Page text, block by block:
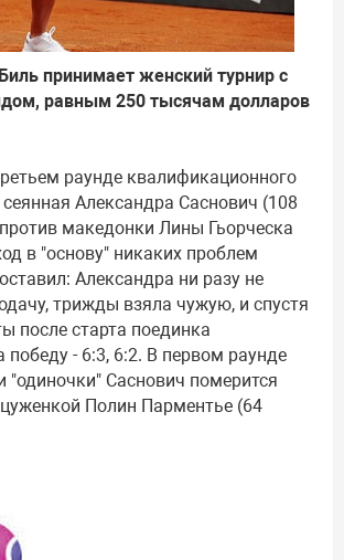
принимает женский турнир с
равным 250 тысячам долларов
раунде квалификационного
Александра Саснович (108
македонки Лины Гьорческа
в "основу" никаких проблем
Александра ни разу не
трижды взяла чужую, и спустя
после старта поединка
победу - 6:3, 6:2. В первом раунде
"одиночки" Саснович померится
Полин Парментье (64